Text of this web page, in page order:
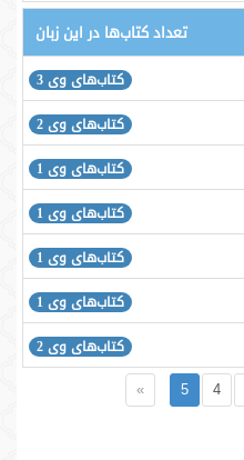
تعداد کتاب‌ها در این زبان
کتاب‌های وی 3
کتاب‌های وی 2
کتاب‌های وی 1
کتاب‌های وی 1
کتاب‌های وی 1
کتاب‌های وی 1
کتاب‌های وی 2
4
5
»